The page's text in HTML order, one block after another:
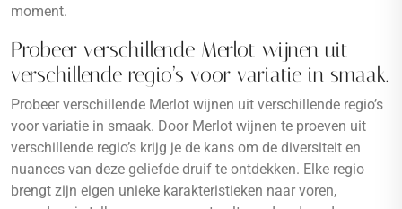
moment.
Probeer verschillende Merlot wijnen uit
verschillende regio’s voor variatie in smaak.
Probeer verschillende Merlot wijnen uit verschillende regio’s
voor variatie in smaak. Door Merlot wijnen te proeven uit
verschillende regio’s krijg je de kans om de diversiteit en
nuances van deze geliefde druif te ontdekken. Elke regio
brengt zijn eigen unieke karakteristieken naar voren,